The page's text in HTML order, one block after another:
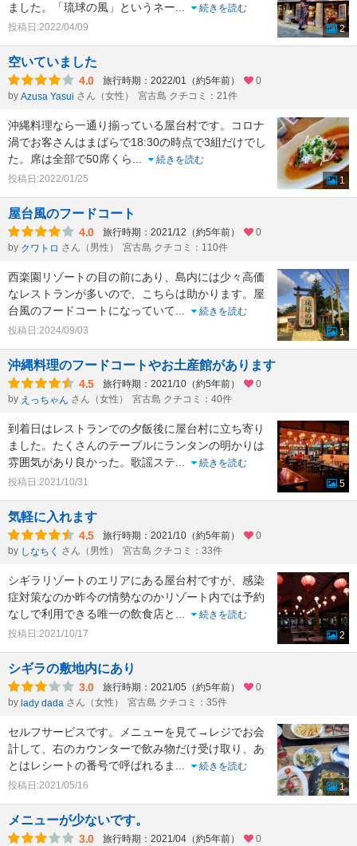
ました。「琉球の風」というネー
続きを読む
投稿日:2022/04/09
2
空いていました
4.0 旅行時期：2022/01（約5年前）
0
by Azusa Yasui さん（女性） 宮古島 クチコミ：21件
沖縄料理なら一通り揃っている屋台村です。コロナ
渦でお客さんはまばらで18:30の時点で3組だけでし
た。席は全部で50席くら
続きを読む
投稿日:2022/01/25
1
屋台風のフードコート
4.0 旅行時期：2021/12（約5年前）
0
by クワトロ さん（男性） 宮古島 クチコミ：110件
西楽園リゾートの目の前にあり、島内には少々高価
なレストランが多いので、こちらは助かります。屋
台風のフードコートになっていて
続きを読む
投稿日:2024/09/03
1
沖縄料理のフードコートやお土産館があります
4.5 旅行時期：2021/10（約5年前）
0
by えっちゃん さん（女性） 宮古島 クチコミ：40件
到着日はレストランでの夕飯後に屋台村に立ち寄り
ました。たくさんのテーブルにランタンの明かりは
雰囲気があり良かった。歌謡ステ
続きを読む
投稿日:2021/10/31
5
気軽に入れます
4.5 旅行時期：2021/10（約5年前）
0
by しなちく さん（男性） 宮古島 クチコミ：33件
シギラリゾートのエリアにある屋台村ですが、感染
症対策なのか昨今の情勢なのかリゾート内では予約
なしで利用できる唯一の飲食店と
続きを読む
投稿日:2021/10/17
2
シギラの敷地内にあり
3.0 旅行時期：2021/05（約5年前）
0
by lady dada さん（女性） 宮古島 クチコミ：35件
セルフサービスです。メニューを見て→レジでお会
計して、右のカウンターで飲み物だけ受け取り、あ
とはレシートの番号で呼ばれるま
続きを読む
投稿日:2021/05/16
1
メニューが少ないです。
3.0 旅行時期：2021/04（約5年前）
0